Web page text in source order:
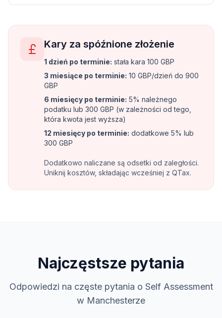
Kary za spóźnione złożenie
1 dzień po terminie: stała kara 100 GBP
3 miesiące po terminie: 10 GBP/dzień do 900
GBP
6 miesięcy po terminie: 5% należnego
podatku lub 300 GBP (w zależności od tego,
która kwota jest wyższa)
12 miesięcy po terminie: dodatkowe 5% lub
300 GBP
Dodatkowo naliczane są odsetki od zaległości.
Uniknij kosztów, składając wcześniej z QTax.
Najczęstsze pytania
Odpowiedzi na częste pytania o Self Assessment
w Manchesterze